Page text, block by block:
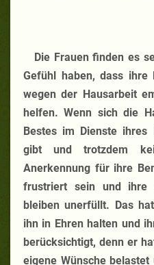
Die Frauen finden es
Gefühl haben, dass
wegen der Hausarbeit
helfen. Wenn sich die
Bestes im Dienste
gibt und trotzdem
Anerkennung für ihre
frustriert sein und ihre
bleiben unerfüllt. Das
ihn in Ehren halten und
berücksichtigt, denn er
eigene Wünsche